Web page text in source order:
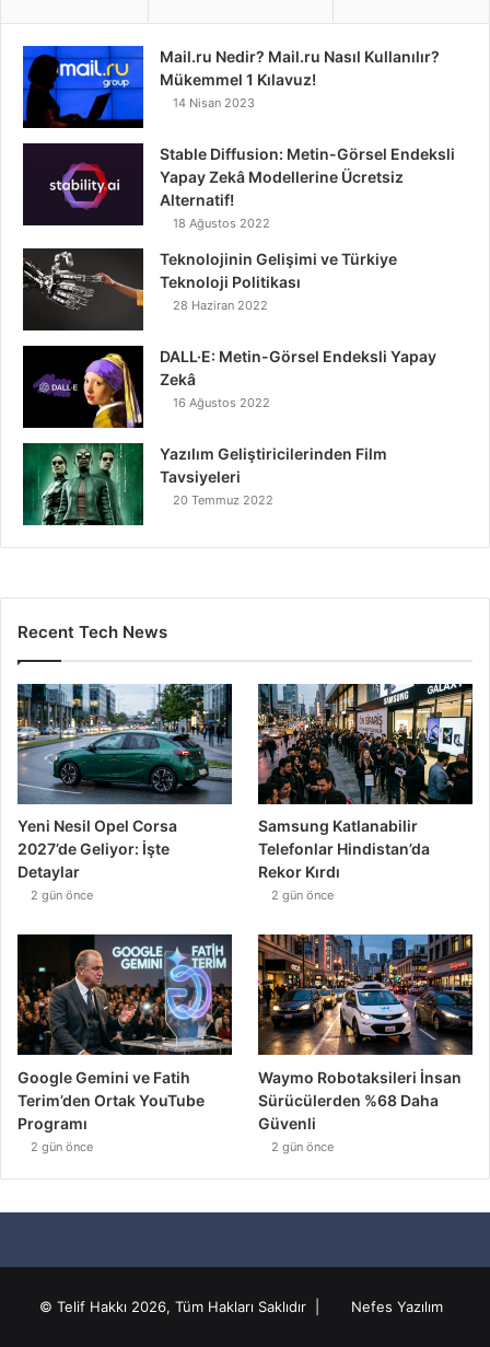
Mail.ru Nedir? Mail.ru Nasıl Kullanılır?
Mükemmel 1 Kılavuz!
14 Nisan 2023
Stable Diffusion: Metin-Görsel Endeksli
Yapay Zekâ Modellerine Ücretsiz
Alternatif!
18 Ağustos 2022
Teknolojinin Gelişimi ve Türkiye
Teknoloji Politikası
28 Haziran 2022
DALL·E: Metin-Görsel Endeksli Yapay
Zekâ
16 Ağustos 2022
Yazılım Geliştiricilerinden Film
Tavsiyeleri
20 Temmuz 2022
Recent Tech News
Yeni Nesil Opel Corsa
2027’de Geliyor: İşte
Detaylar
2 gün önce
Samsung Katlanabilir
Telefonlar Hindistan’da
Rekor Kırdı
2 gün önce
Google Gemini ve Fatih
Terim’den Ortak YouTube
Programı
2 gün önce
Waymo Robotaksileri İnsan
Sürücülerden %68 Daha
Güvenli
2 gün önce
© Telif Hakkı 2026, Tüm Hakları Saklıdır | Nefes Yazılım